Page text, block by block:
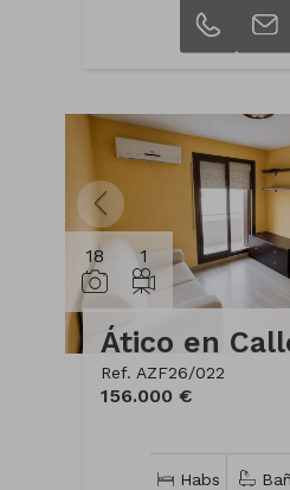
18 1
Ref. AZF26/022
156.000 €
Habs